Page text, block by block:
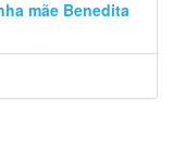
mãe Benedita